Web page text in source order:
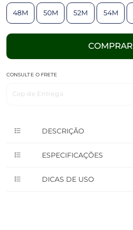
48M 50M 52M 54M
COMPRAR
CONSULTE O FRETE
Cep de Entrega
DESCRIÇÃO
ESPECIFICAÇÕES
DICAS DE USO